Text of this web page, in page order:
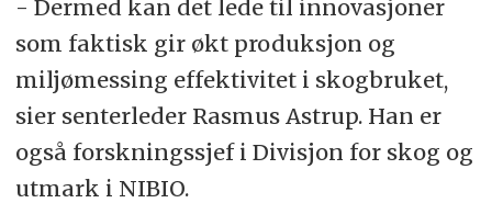
- Dermed kan det lede til innovasjoner
som faktisk gir økt produksjon og
miljømessing effektivitet i skogbruket,
sier senterleder Rasmus Astrup. Han er
også forskningssjef i Divisjon for skog og
utmark i NIBIO.